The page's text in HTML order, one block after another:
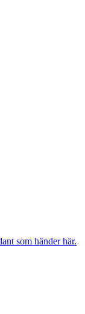
som händer här.